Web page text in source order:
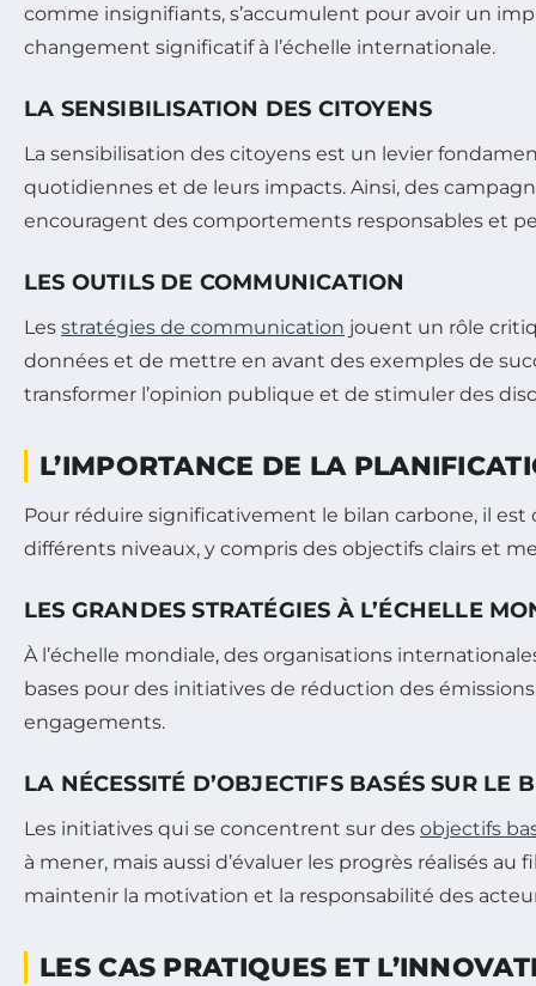
comme insignifiants, s’accumulent pour avoir un
changement significatif à l’échelle internationale.
LA SENSIBILISATION DES CITOYENS
La sensibilisation des citoyens est un levier
quotidiennes et de leurs impacts. Ainsi, des
encouragent des comportements responsables et
LES OUTILS DE COMMUNICATION
Les stratégies de communication jouent un rôle
données et de mettre en avant des exemples de
transformer l’opinion publique et de stimuler des
L’IMPORTANCE DE LA
Pour réduire significativement le bilan carbone, il
différents niveaux, y compris des objectifs clairs et
LES GRANDES STRATÉGIES À L’ÉCHELLE
À l’échelle mondiale, des organisations
bases pour des initiatives de réduction des
engagements.
LA NÉCESSITÉ D’OBJECTIFS BASÉS SUR LE
Les initiatives qui se concentrent sur des objectifs
à mener, mais aussi d’évaluer les progrès réalisés
maintenir la motivation et la responsabilité des
LES CAS PRATIQUES ET